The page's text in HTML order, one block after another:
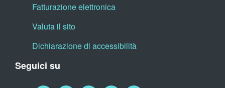
Fatturazione elettronica
Valuta il sito
Dichiarazione di accessibilità
Seguici su